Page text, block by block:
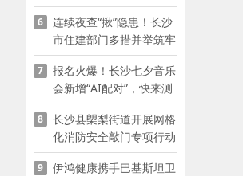
养指南
6
连续夜查“揪”隐患！长沙
市住建部门多措并举筑牢
夏季建筑施工安全防线
7
报名火爆！长沙七夕音乐
会新增“AI配对”，快来测
测你的七夕缘分
8
长沙县㮾梨街道开展网格
化消防安全敲门专项行动
9
伊鸿健康携手巴基斯坦卫